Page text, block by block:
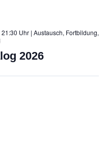
Uhr | Austausch, Fortbildung,
2026